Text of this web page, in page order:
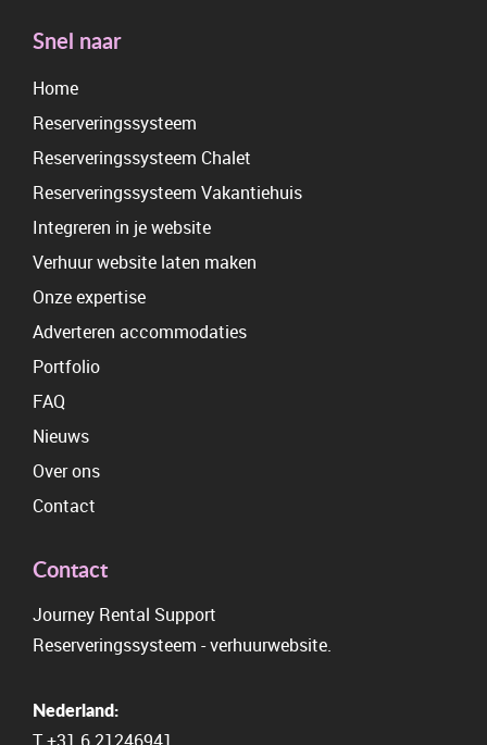
Snel naar
Home
Reserveringssysteem
Reserveringssysteem Chalet
Reserveringssysteem Vakantiehuis
Integreren in je website
Verhuur website laten maken
Onze expertise
Adverteren accommodaties
Portfolio
FAQ
Nieuws
Over ons
Contact
Contact
Journey Rental Support
Reserveringssysteem -verhuurwebsite.
Nederland: